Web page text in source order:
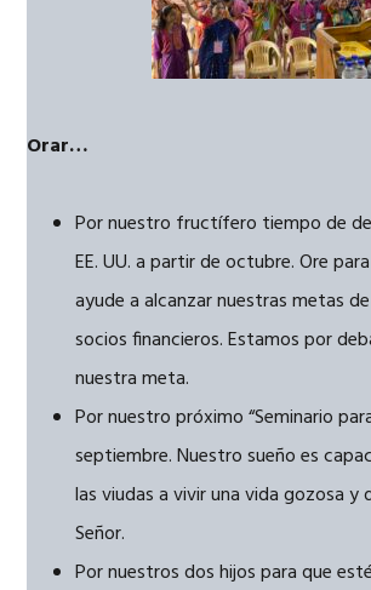
Orar…
Por nuestro fructífero tiempo de
EE. UU. a partir de octubre. Ore
ayude a alcanzar nuestras metas
socios financieros. Estamos por
nuestra meta.
Por nuestro próximo “Seminario
septiembre. Nuestro sueño es
las viudas a vivir una vida gozosa y
Señor.
Por nuestros dos hijos para que